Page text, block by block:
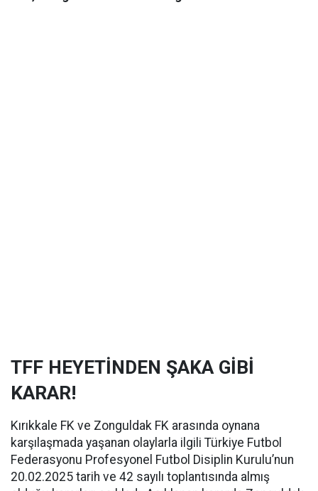
TFF HEYETİNDEN ŞAKA GİBİ
KARAR!
Kırıkkale FK ve Zonguldak FK arasında oynana
karşılaşmada yaşanan olaylarla ilgili Türkiye Futbol
Federasyonu Profesyonel Futbol Disiplin Kurulu’nun
20.02.2025 tarih ve 42 sayılı toplantısında almış